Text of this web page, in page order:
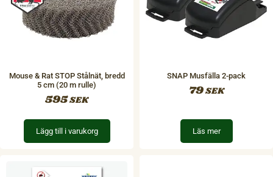
Mouse & Rat STOP Stålnät, bredd
5 cm (20 m rulle)
595SEK
Lägg till i varukorg
SNAP Musfälla 2-pack
79SEK
Läs mer